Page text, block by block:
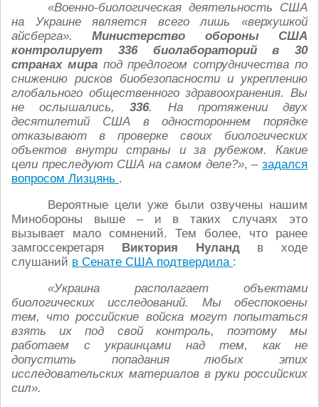
«Военно-биологическая деятельность США
на Украине является всего лишь «верхушкой
айсберга».Министерство обороны США
контролирует 336 биолабораторий в 30
странах мира под предлогом сотрудничества по
снижению рисков биобезопасности и укреплению
глобального общественного здравоохранения. Вы
не ослышались,336. На протяжении двух
десятилетий США в одностороннем порядке
отказывают в проверке своих биологических
объектов внутри страны и за рубежом. Какие
цели преследуют США на самом деле?», –задался
вопросом Лизцянь .
Вероятные цели уже были озвучены нашим
Минобороны выше – и в таких случаях это
вызывает мало сомнений. Тем более, что ранее
замгоссекретаря Виктория Нуландв ходе
слушаний в Сенате США подтвердила :
«Украина располагает объектами
биологических исследований. Мы обеспокоены
тем, что российские войска могут попытаться
взять их под свой контроль, поэтому мы
работаем с украинцами над тем, как не
допустить попадания любых этих
исследовательских материалов в руки российских
сил».